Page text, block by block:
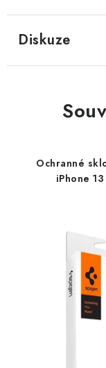
Diskuze
Ochranné
iPhone